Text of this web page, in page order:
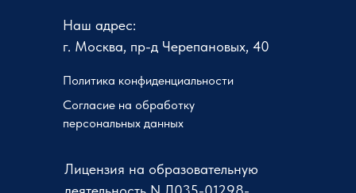
Политика конфиденциальности
Согласие на обработку
персональных данных
Лицензия на образовательную
Наш адрес:
г. Москва, пр-д Черепановых, 40